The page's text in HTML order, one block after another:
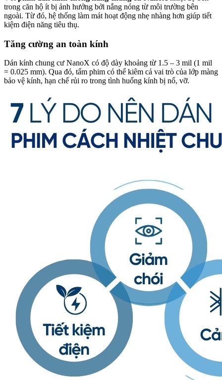
trong căn hộ ít bị ảnh hưởng bởi nắng nóng từ môi trường bên
ngoài. Từ đó, hệ thống làm mát hoạt động nhẹ nhàng hơn giúp tiết
kiệm điện năng tiêu thụ.
Tăng cường an toàn kính
Dán kính chung cư NanoX có độ dày khoảng từ 1.5 – 3 mil (1 mil
= 0.025 mm). Qua đó, tấm phim có thể kiêm cả vai trò của lớp màng
bảo vệ kính, hạn chế rủi ro trong tình huống kính bị nổ, vỡ.